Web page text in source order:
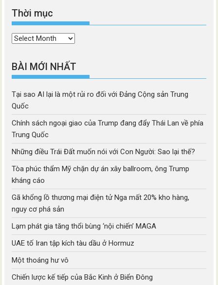
Thời mục
Thời
BÀI MỚI NHẤT
Tại sao AI lại là một rủi ro đối với Đảng Cộng sản Trung
Quốc
Chính sách ngoại giao của Trump đang đẩy Thái Lan về phía
Trung Quốc
Những điều Trái Đất muốn nói với Con Người: Sao lại thế?
Tòa phúc thẩm Mỹ chặn dự án xây ballroom, ông Trump
kháng cáo
Gã khổng lồ thương mại điện tử Nga mất 20% kho hàng,
nguy cơ phá sản
Lạm phát gia tăng thổi bùng ‘nội chiến’ MAGA
UAE tố Iran tập kích tàu dầu ở Hormuz
Một thoáng hư vô
Chiến lược kế tiếp của Bắc Kinh ở Biển Đông